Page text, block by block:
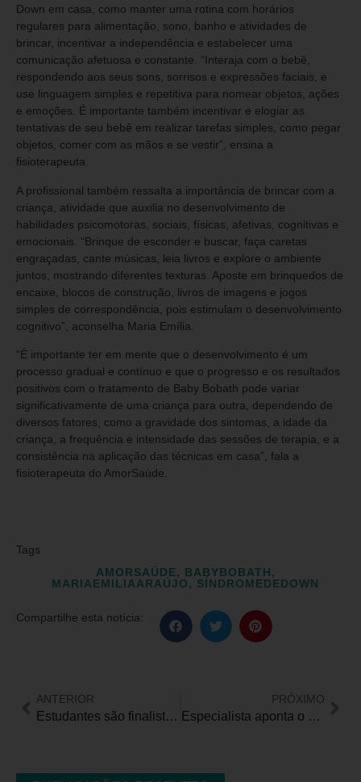
Down em casa, como manter uma rotina com horários
regulares para alimentação, sono, banho e atividades de
brincar, incentivar a independência e estabelecer uma
comunicação afetuosa e constante. “Interaja com o bebê,
respondendo aos seus sons, sorrisos e expressões faciais, e
use linguagem simples e repetitiva para nomear objetos, ações
e emoções. É importante também incentivar e elogiar as
tentativas de seu bebê em realizar tarefas simples, como pegar
objetos, comer com as mãos e se vestir”, ensina a
fisioterapeuta.
A profissional também ressalta a importância de brincar com a
criança, atividade que auxilia no desenvolvimento de
habilidades psicomotoras, sociais, físicas, afetivas, cognitivas e
emocionais. “Brinque de esconder e buscar, faça caretas
engraçadas, cante músicas, leia livros e explore o ambiente
juntos, mostrando diferentes texturas. Aposte em brinquedos de
encaixe, blocos de construção, livros de imagens e jogos
simples de correspondência, pois estimulam o desenvolvimento
cognitivo”, aconselha Maria Emília.
“É importante ter em mente que o desenvolvimento é um
processo gradual e contínuo e que o progresso e os resultados
positivos com o tratamento de Baby Bobath pode variar
significativamente de uma criança para outra, dependendo de
diversos fatores, como a gravidade dos sintomas, a idade da
criança, a frequência e intensidade das sessões de terapia, e a
consistência na aplicação das técnicas em casa”, fala a
fisioterapeuta do AmorSaúde.
Tags
AMORSAÚDE, BABYBOBATH,
MARIAEMILIAARAÚJO, SÍNDROMEDEDOWN
Compartilhe esta notícia:
ANTERIOR
Estudantes são finalistas na FEBRACE 2024 com projeto de língua brasileira de sinais (Libras)
PRÓXIMO
Especialista aponta o papel da Terapia Ocupacional na Transição de Cuidados em reabilitação